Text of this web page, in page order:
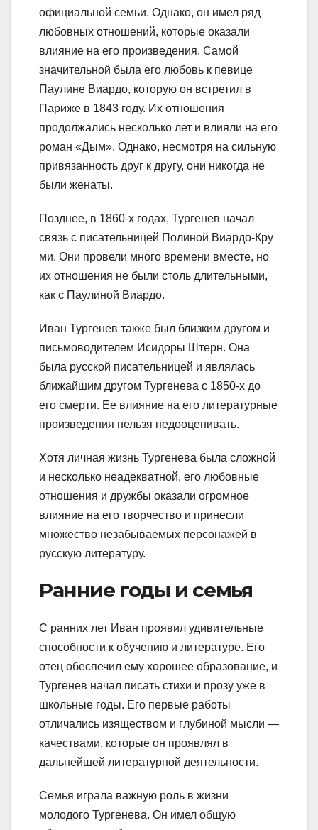
официальной семьи. Однако, он имел ряд
любовных отношений, которые оказали
влияние на его произведения. Самой
значительной была его любовь к певице
Паулине Виардо, которую он встретил в
Париже в 1843 году. Их отношения
продолжались несколько лет и влияли на его
роман «Дым». Однако, несмотря на сильную
привязанность друг к другу, они никогда не
были женаты.
Позднее, в 1860-х годах, Тургенев начал
связь с писательницей Полиной Виардо-Кру
ми. Они провели много времени вместе, но
их отношения не были столь длительными,
как с Паулиной Виардо.
Иван Тургенев также был близким другом и
письмоводителем Исидоры Штерн. Она
была русской писательницей и являлась
ближайшим другом Тургенева с 1850-х до
его смерти. Ее влияние на его литературные
произведения нельзя недооценивать.
Хотя личная жизнь Тургенева была сложной
и несколько неадекватной, его любовные
отношения и дружбы оказали огромное
влияние на его творчество и принесли
множество незабываемых персонажей в
русскую литературу.
Ранние годы и семья
С ранних лет Иван проявил удивительные
способности к обучению и литературе. Его
отец обеспечил ему хорошее образование, и
Тургенев начал писать стихи и прозу уже в
школьные годы. Его первые работы
отличались изяществом и глубиной мысли —
качествами, которые он проявлял в
дальнейшей литературной деятельности.
Семья играла важную роль в жизни
молодого Тургенева. Он имел общую